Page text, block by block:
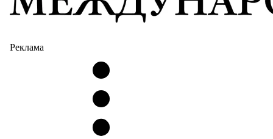
Реклама